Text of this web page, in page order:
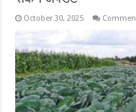
October 30, 2025